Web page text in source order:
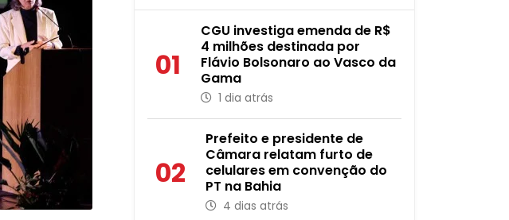
01
CGU investiga emenda de R$
4 milhões destinada por
Flávio Bolsonaro ao Vasco da
Gama
1 dia atrás
02
Prefeito e presidente de
Câmara relatam furto de
celulares em convenção do
PT na Bahia
4 dias atrás